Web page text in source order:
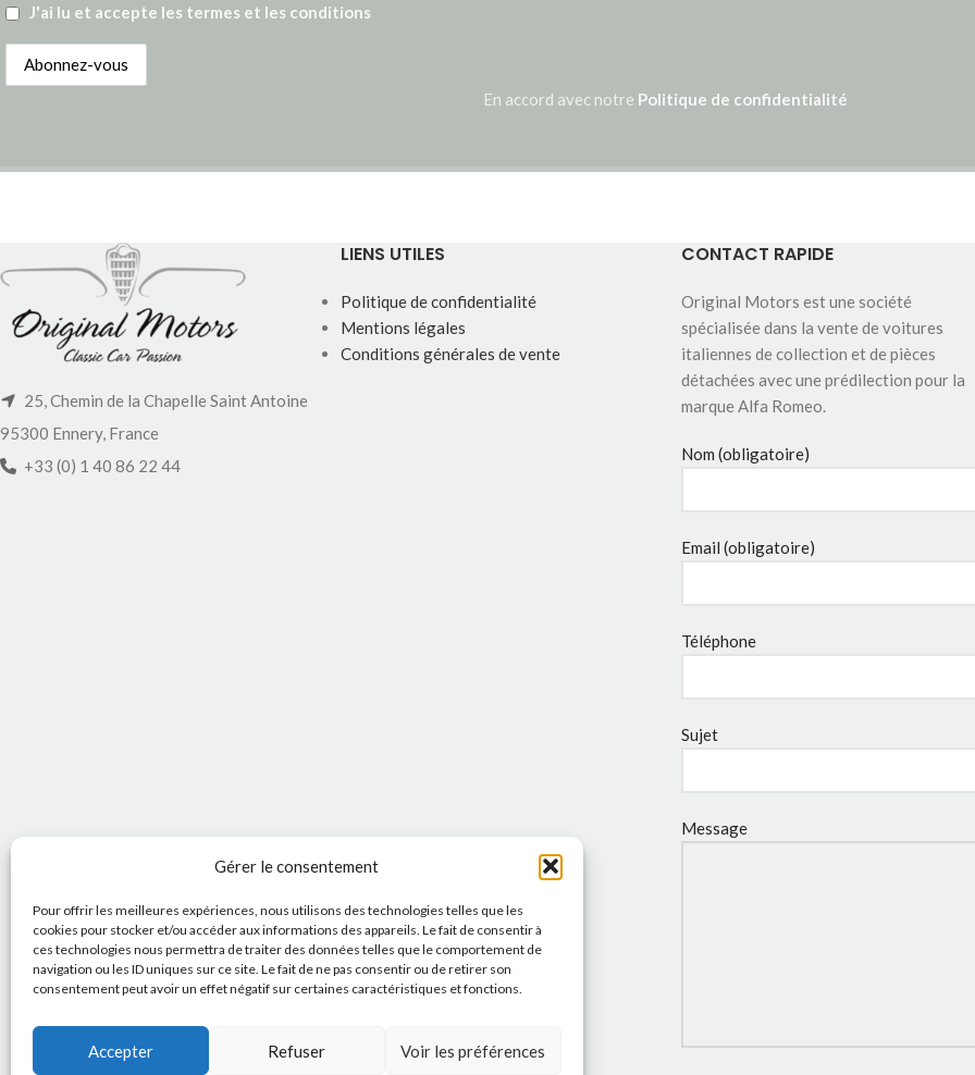
Gérer le consentement
Pour offrir les meilleures expériences, nous utilisons des technologies telles que les
cookies pour stocker et/ou accéder aux informations des appareils. Le fait de consentir à
ces technologies nous permettra de traiter des données telles que le comportement de
navigation ou les ID uniques sur ce site. Le fait de ne pas consentir ou de retirer son
consentement peut avoir un effet négatif sur certaines caractéristiques et fonctions.
Accepter Refuser Voir les préférences
J'ai lu et accepte les termes et les conditions
En accord avec notre Politique de confidentialité
25, Chemin de la Chapelle Saint Antoine
95300 Ennery, France
+33 (0) 1 40 86 22 44
LIENS UTILES
Politique de confidentialité
Mentions légales
Conditions générales de vente
CONTACT RAPIDE
Original Motors est une société
spécialisée dans la vente de voitures
italiennes de collection et de pièces
détachées avec une prédilection pour la
marque Alfa Romeo.
Nom (obligatoire)
Email (obligatoire)
Téléphone
Sujet
Message